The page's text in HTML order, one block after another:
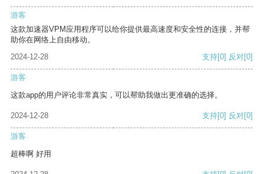
游客
这款加速器VPM应用程序可以给你提供最高速度和安全性的连接，并帮
助你在网络上自由移动。
2024-12-28
支持[0] 反对[0]
游客
这款app的用户评论非常真实，可以帮助我做出更准确的选择。
2024-12-28 支持[0] 反对[0]
游客
超棒啊 好用